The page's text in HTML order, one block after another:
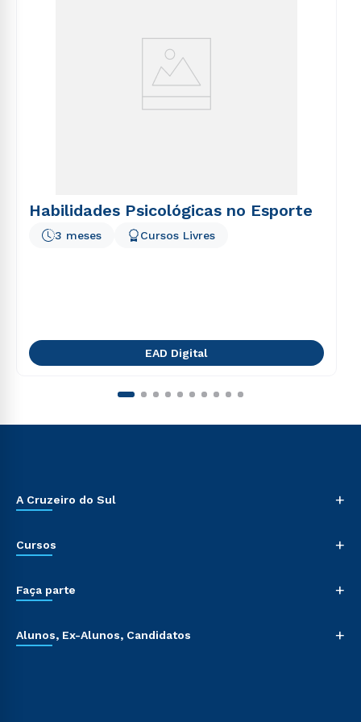
Habilidades Psicológicas no Esporte
3 meses Cursos Livres
EAD Digital
A Cruzeiro do Sul +
Cursos +
Faça parte +
Alunos, Ex-Alunos, Candidatos +